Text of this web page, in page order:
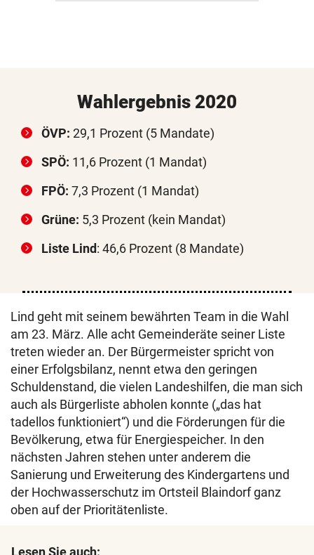
Wahlergebnis 2020
ÖVP: 29,1 Prozent (5 Mandate)
SPÖ: 11,6 Prozent (1 Mandat)
FPÖ: 7,3 Prozent (1 Mandat)
Grüne: 5,3 Prozent (kein Mandat)
Liste Lind: 46,6 Prozent (8 Mandate)
Lind geht mit seinem bewährten Team in die Wahl
am 23. März. Alle acht Gemeinderäte seiner Liste
treten wieder an. Der Bürgermeister spricht von
einer Erfolgsbilanz, nennt etwa den geringen
Schuldenstand, die vielen Landeshilfen, die man sich
auch als Bürgerliste abholen konnte („das hat
tadellos funktioniert“) und die Förderungen für die
Bevölkerung, etwa für Energiespeicher. In den
nächsten Jahren stehen unter anderem die
Sanierung und Erweiterung des Kindergartens und
der Hochwasserschutz im Ortsteil Blaindorf ganz
oben auf der Prioritätenliste.
Lesen Sie auch: